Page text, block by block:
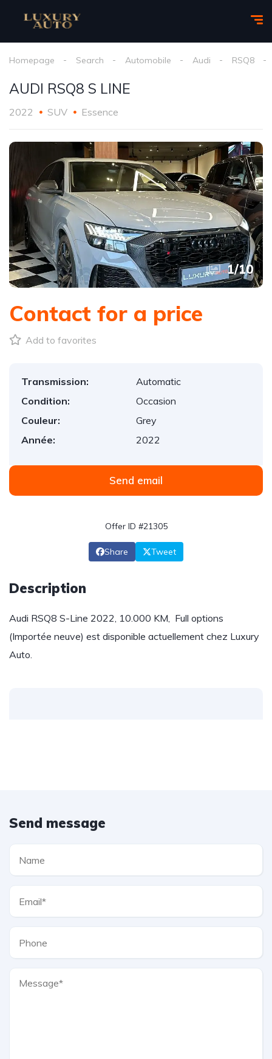
Homepage Search Automobile Audi RSQ8
AUDI RSQ8 S LINE
2022 SUV Essence
1/10
Contact for a price
Add to favorites
Transmission:
Automatic
Condition:
Occasion
Couleur:
Grey
Année:
2022
Send email
Offer ID #21305
Share Tweet
Description
Audi RSQ8 S-Line 2022, 10.000 KM, Full options
(Importée neuve) est disponible actuellement chez Luxury
Auto.
Send message